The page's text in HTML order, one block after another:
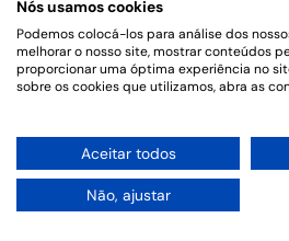
Nós usamos cookies
Podemos colocá-los para análise dos
melhorar o nosso site, mostrar conteúdos
proporcionar uma óptima experiência no
sobre os cookies que utilizamos, abra as
Aceitar todos
Não, ajustar